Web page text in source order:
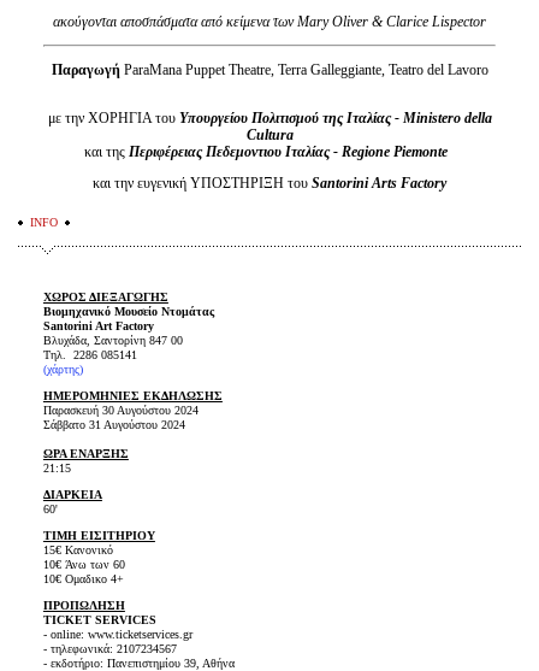
ακούγονται αποσπάσματα από κείμενα των Mary Oliver & Clarice Lispector
Παραγωγή ParaMana Puppet Theatre, Terra Galleggiante, Teatro del Lavoro
με την ΧΟΡΗΓΙΑ του Υπουργείου Πολιτισμού της Ιταλίας - Ministero della
Cultura
και της Περιφέρειας Πεδεμοντιου Ιταλίας - Regione Piemonte
και την ευγενική ΥΠΟΣΤΗΡΙΞΗ του Santorini Arts Factory
INFO
ΧΩΡΟΣ ΔΙΕΞΑΓΩΓΗΣ
Βιομηχανικό Μουσείο Ντομάτας
Santorini Art Factory
Βλυχάδα, Σαντορίνη 847 00
Τηλ. 2286 085141
(χάρτης)
ΗΜΕΡΟΜΗΝΙΕΣ ΕΚΔΗΛΩΣΗΣ
Παρασκευή 30 Αυγούστου 2024
Σάββατο 31 Αυγούστου 2024
ΩΡΑ ΕΝΑΡΞΗΣ
21:15
ΔΙΑΡΚΕΙΑ
60'
ΤΙΜΗ ΕΙΣΙΤΗΡΙΟΥ
15€ Κανονικό
10€ Άνω των 60
10€ Ομαδικο 4+
ΠΡΟΠΩΛΗΣΗ
TICKET SERVICES
- online: www.ticketservices.gr
- τηλεφωνικά: 2107234567
- εκδοτήριο: Πανεπιστημίου 39, Αθήνα